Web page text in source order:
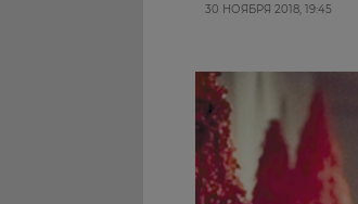
30 НОЯБРЯ 2018, 19:45